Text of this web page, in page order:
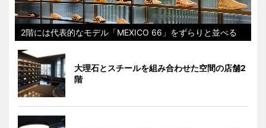
2階には代表的なモデル「MEXICO 66」をずらりと並べる
大理石とスチールを組み合わせた空間の店舗2
階